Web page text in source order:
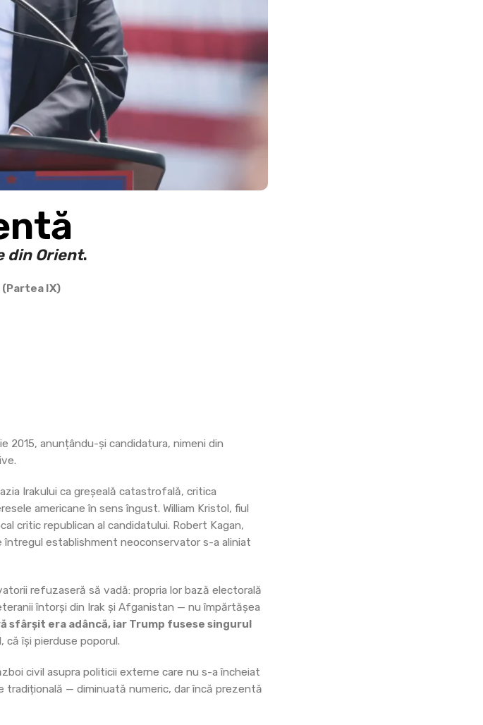
din Orient.
IX)
2015, anunțându-și candidatura, nimeni din
Irakului ca greșeală catastrofală, critica
americane în sens îngust. William Kristol, fiul
critic republican al candidatului. Robert Kagan,
întregul establishment neoconservator s-a aliniat
refuzaseră să vadă: propria lor bază electorală
întorși din Irak și Afganistan — nu împărtășea
sfârșit era adâncă, iar Trump fusese singurul
își pierduse poporul.
civil asupra politicii externe care nu s-a încheiat
— diminuată numeric, dar încă prezentă